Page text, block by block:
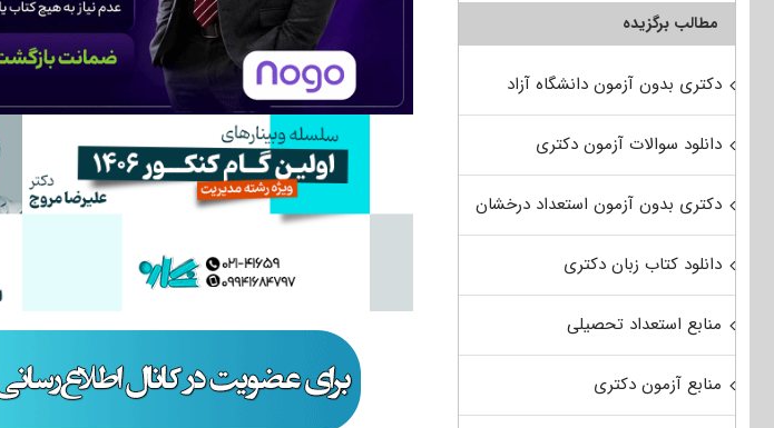
مطالب برگزیده
دکتری بدون آزمون دانشگاه آزاد
دانلود سوالات آزمون دکتری
دکتری بدون آزمون استعداد درخشان
دانلود کتاب زبان دکتری
منابع استعداد تحصیلی
منابع آزمون دکتری